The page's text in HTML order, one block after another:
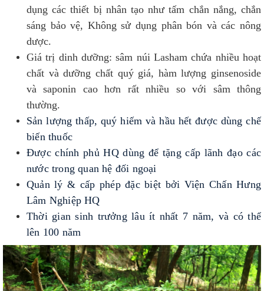
dụng các thiết bị nhân tạo như tấm chắn nắng, chắn
sáng bảo vệ, Không sử dụng phân bón và các nông
dược.
Giá trị dinh dưỡng: sâm núi Lasham chứa nhiều hoạt
chất và dưỡng chất quý giá, hàm lượng ginsenoside
và saponin cao hơn rất nhiều so với sâm thông
thường.
Sản lượng thấp, quý hiếm và hầu hết được dùng chế
biến thuốc
Được chính phủ HQ dùng để tặng cấp lãnh đạo các
nước trong quan hệ đối ngoại
Quản lý & cấp phép đặc biệt bởi Viện Chấn Hưng
Lâm Nghiệp HQ
Thời gian sinh trưởng lâu ít nhất 7 năm, và có thể
lên 100 năm